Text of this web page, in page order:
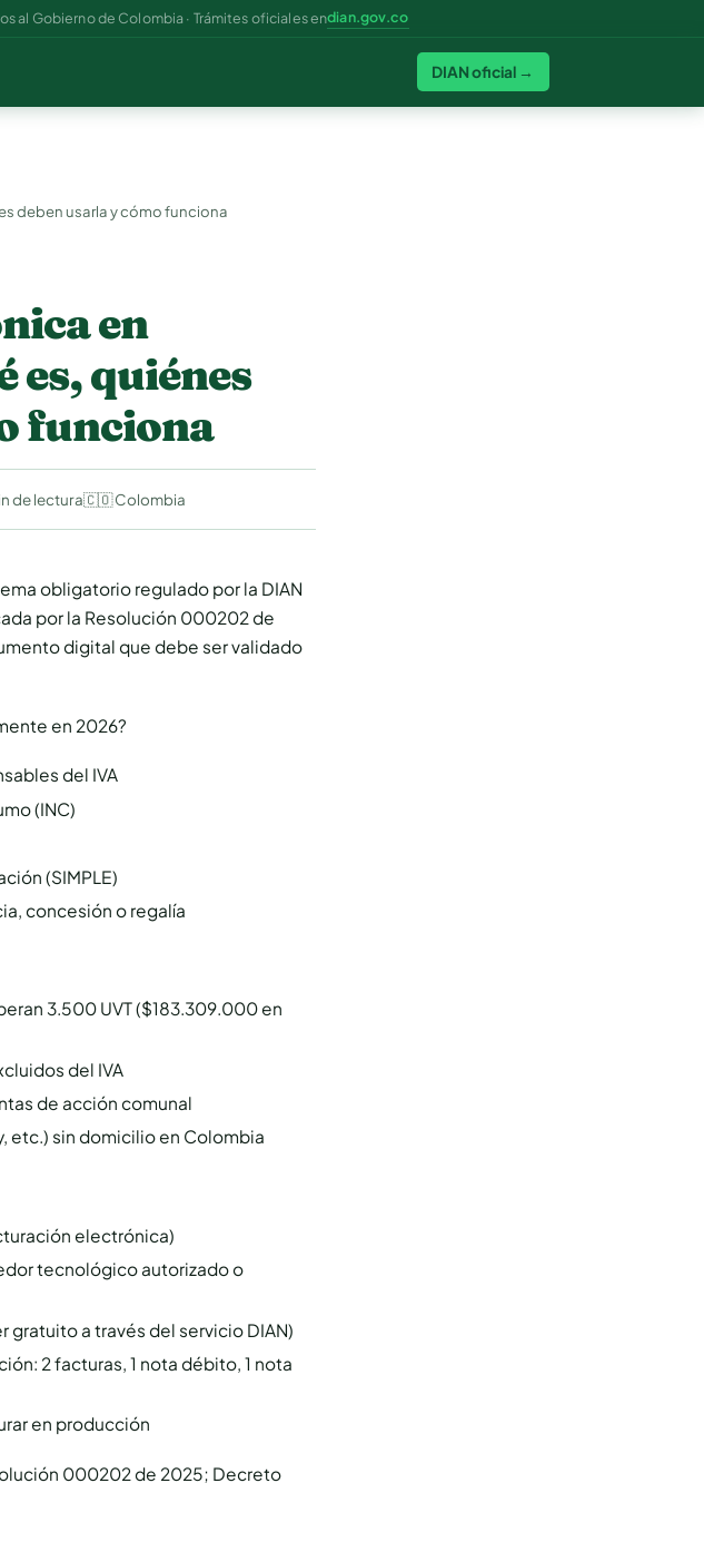
al Gobierno de Colombia · Trámites oficiales endian.gov.co
DIAN oficial →
deben usarla y cómo funciona
en
es, quiénes
funciona
de lectura🇨🇴 Colombia
obligatorio regulado por la DIAN
por la Resolución 000202 de
digital que debe ser validado
en 2026?
del IVA
(INC)
(SIMPLE)
concesión o regalía
3.500 UVT ($183.309.000 en
del IVA
de acción comunal
etc.) sin domicilio en Colombia
electrónica)
tecnológico autorizado o
a través del servicio DIAN)
2 facturas, 1 nota débito, 1 nota
en producción
000202 de 2025; Decreto